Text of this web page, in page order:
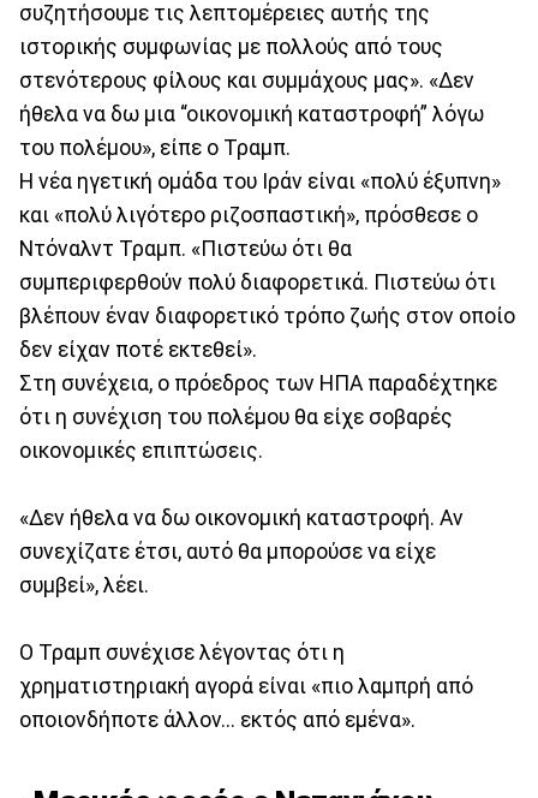
συζητήσουμε τις λεπτομέρειες αυτής της
ιστορικής συμφωνίας με πολλούς από τους
στενότερους φίλους και συμμάχους μας». «Δεν
ήθελα να δω μια “οικονομική καταστροφή” λόγω
του πολέμου», είπε ο Τραμπ.
Η νέα ηγετική ομάδα του Ιράν είναι «πολύ έξυπνη»
και «πολύ λιγότερο ριζοσπαστική», πρόσθεσε ο
Ντόναλντ Τραμπ. «Πιστεύω ότι θα
συμπεριφερθούν πολύ διαφορετικά. Πιστεύω ότι
βλέπουν έναν διαφορετικό τρόπο ζωής στον οποίο
δεν είχαν ποτέ εκτεθεί».
Στη συνέχεια, ο πρόεδρος των ΗΠΑ παραδέχτηκε
ότι η συνέχιση του πολέμου θα είχε σοβαρές
οικονομικές επιπτώσεις.
«Δεν ήθελα να δω οικονομική καταστροφή. Αν
συνεχίζατε έτσι, αυτό θα μπορούσε να είχε
συμβεί», λέει.
Ο Τραμπ συνέχισε λέγοντας ότι η
χρηματιστηριακή αγορά είναι «πιο λαμπρή από
οποιονδήποτε άλλον... εκτός από εμένα».